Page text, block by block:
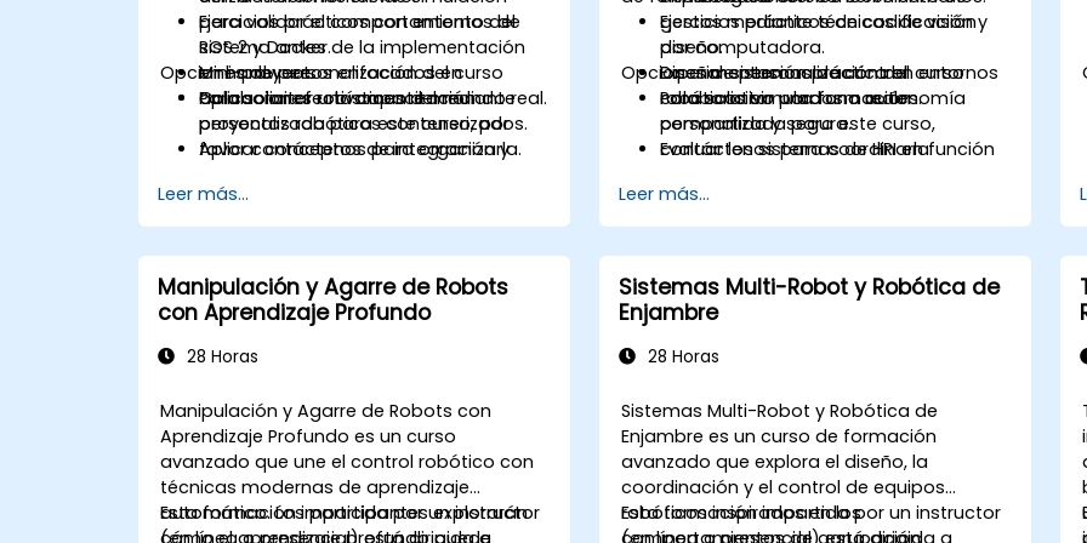
para validar el comportamiento del
sistema antes de la implementación
en hardware.
Colaborar efectivamente mediante
proyectos robóticos contenerizados.
Aplicar conceptos de integración y
(pipelines) de robótica.
Ejercicios prácticos con entornos de
ROS 2 y Docker.
Mini-proyectos enfocados en
aplicaciones robísticas del mundo real.
Opciones de personalización del curso
Para solicitar una capacitación
personalizada para este curso, por
favor contáctenos para organizarla.
Leer más...
gestos mediante técnicas de visión
por computadora.
Diseñar sistemas de control
colaborativo para una autonomía
compartida y segura.
Evaluar los sistemas de HRI en función
factores humanos.
Ejercicios prácticos de codificación y
diseño.
Experimentación práctica en entornos
robóticos simulados o reales.
Opciones de personalización del curso
Para solicitar una formación
personalizada para este curso,
contáctenos para coordinarla.
Leer más...
Manipulación y Agarre de Robots
con Aprendizaje Profundo
28 Horas
Manipulación y Agarre de Robots con
Aprendizaje Profundo es un curso
avanzado que une el control robótico con
técnicas modernas de aprendizaje
automático. Los participantes explorarán
cómo el aprendizaje profundo puede
Esta formación impartida por un instructor
(en línea o presencial) está dirigida a
Sistemas Multi-Robot y Robótica de
Enjambre
28 Horas
Sistemas Multi-Robot y Robótica de
Enjambre es un curso de formación
avanzado que explora el diseño, la
coordinación y el control de equipos
robóticos inspirados en los
comportamientos de agrupación
Esta formación impartida por un instructor
(en línea o presencial) está dirigida a